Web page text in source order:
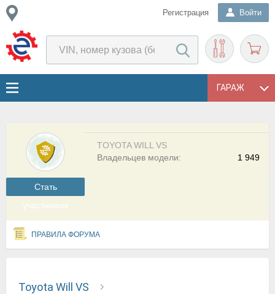
Регистрация Войти
ГАРАЖ
Cтать
участником
TOYOTA WILL VS
1 949
Владельцев модели:
ПРАВИЛА ФОРУМА
Toyota Will VS